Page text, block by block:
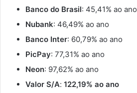
Banco do Brasil: 45,41% ao ano
Nubank: 46,49% ao ano
Banco Inter: 60,79% ao ano
PicPay: 77,31% ao ano
Neon: 97,62% ao ano
Valor S/A: 122,19% ao ano